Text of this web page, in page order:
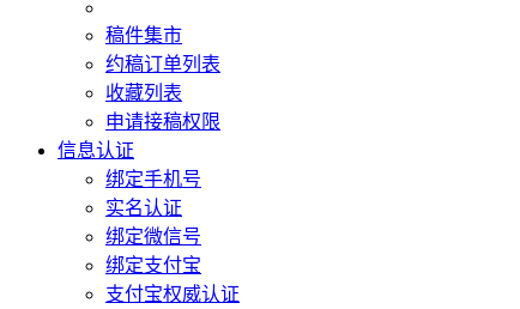
稿件集市
约稿订单列表
收藏列表
申请接稿权限
信息认证
绑定手机号
实名认证
绑定微信号
绑定支付宝
支付宝权威认证